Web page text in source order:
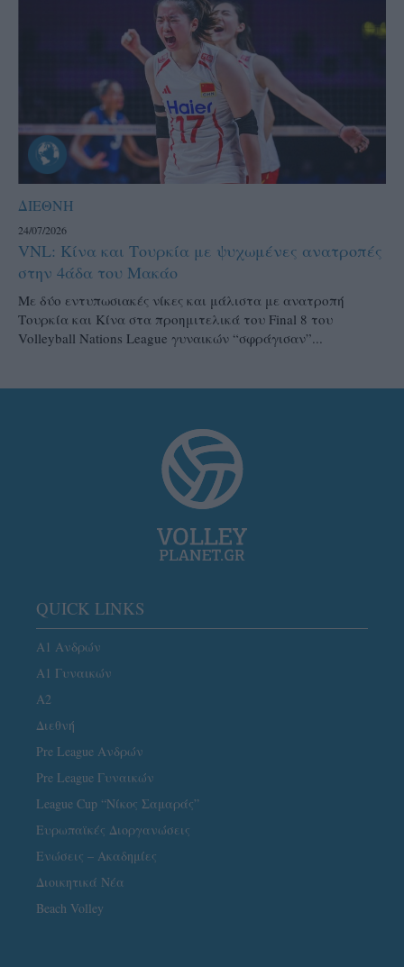
ΔΙΕΘΝΗ
24/07/2026
VNL: Κίνα και Τουρκία με ψυχωμένες ανατροπές
στην 4άδα του Μακάο
Με δύο εντυπωσιακές νίκες και μάλιστα με ανατροπή
Τουρκία και Κίνα στα προημιτελικά του Final 8 του
Volleyball Nations League γυναικών “σφράγισαν”...
QUICK LINKS
Α1 Ανδρών
Α1 Γυναικών
A2
Διεθνή
Pre League Ανδρών
Pre League Γυναικών
League Cup “Νίκος Σαμαράς”
Ευρωπαϊκές Διοργανώσεις
Ενώσεις – Ακαδημίες
Διοικητικά Νέα
Beach Volley